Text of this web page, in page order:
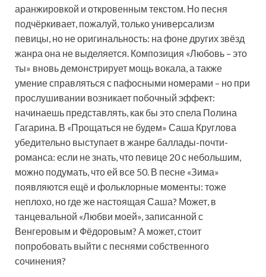
аранжировкой и откровенным текстом. Но песня
подчёркивает, пожалуй, только универсализм
певицы, но не оригинальность: на фоне других звёзд
жанра она не выделяется. Композиция «Любовь – это
ты» вновь демонстрирует мощь вокала, а также
умение справляться с пафосными номерами – но при
прослушивании возникает побочный эффект:
начинаешь представлять, как бы это спела Полина
Гагарина. В «Прощаться не будем» Саша Круглова
убедительно выступает в жанре баллады-почти-
романса: если не знать, что певице 20 с небольшим,
можно подумать, что ей все 50. В песне «Зима»
появляются ещё и фольклорные моменты: тоже
неплохо, но где же настоящая Саша? Может, в
танцевальной «Любви моей», записанной с
Венгеровым и Фёдоровым? А может, стоит
попробовать выйти с песнями собственного
сочинения?